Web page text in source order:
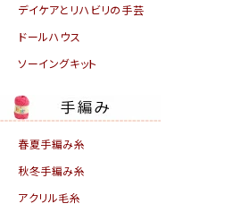
デイケアとリハビリの手芸
ドールハウス
ソーイングキット
春夏手編み糸
秋冬手編み糸
アクリル毛糸